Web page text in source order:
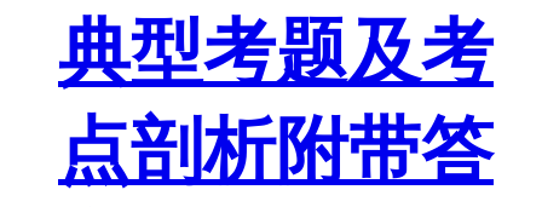
典型考题及考
点剖析附带答